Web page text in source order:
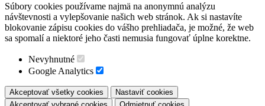
Súbory cookies používame najmä na anonymnú analýzu
návštevnosti a vylepšovanie našich web stránok. Ak si nastavíte
blokovanie zápisu cookies do vášho prehliadača, je možné, že web
sa spomalí a niektoré jeho časti nemusia fungovať úplne korektne.
Nevyhnutné
Google Analytics